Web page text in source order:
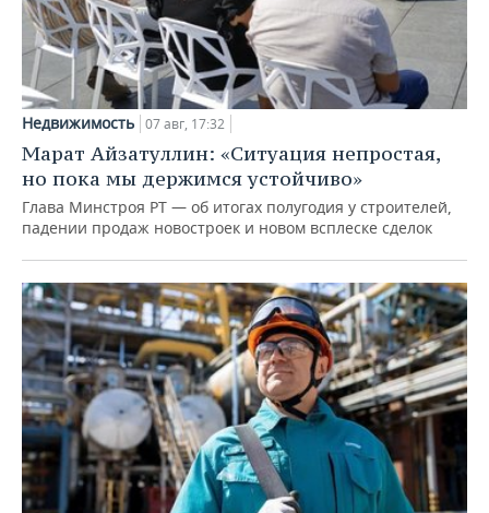
Недвижимость 07 авг, 17:32
Марат Айзатуллин: «Ситуация непростая,
но пока мы держимся устойчиво»
Глава Минстроя РТ — об итогах полугодия у строителей,
падении продаж новостроек и новом всплеске сделок